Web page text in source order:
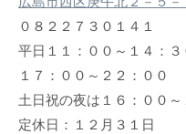
０８２２７３０１４１
平日１１：００～１４：３
１７：００～２２：００
土日祝の夜は１６：００～
定休日：１２月３１日